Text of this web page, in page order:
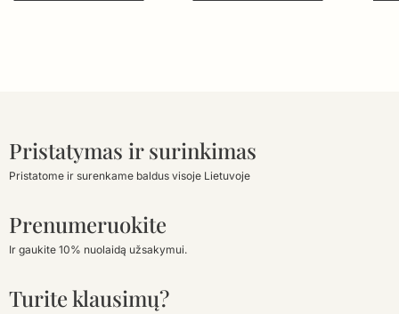
Pristatymas ir surinkimas
Pristatome ir surenkame baldus visoje Lietuvoje
Prenumeruokite
Ir gaukite 10% nuolaidą užsakymui.
Turite klausimų?